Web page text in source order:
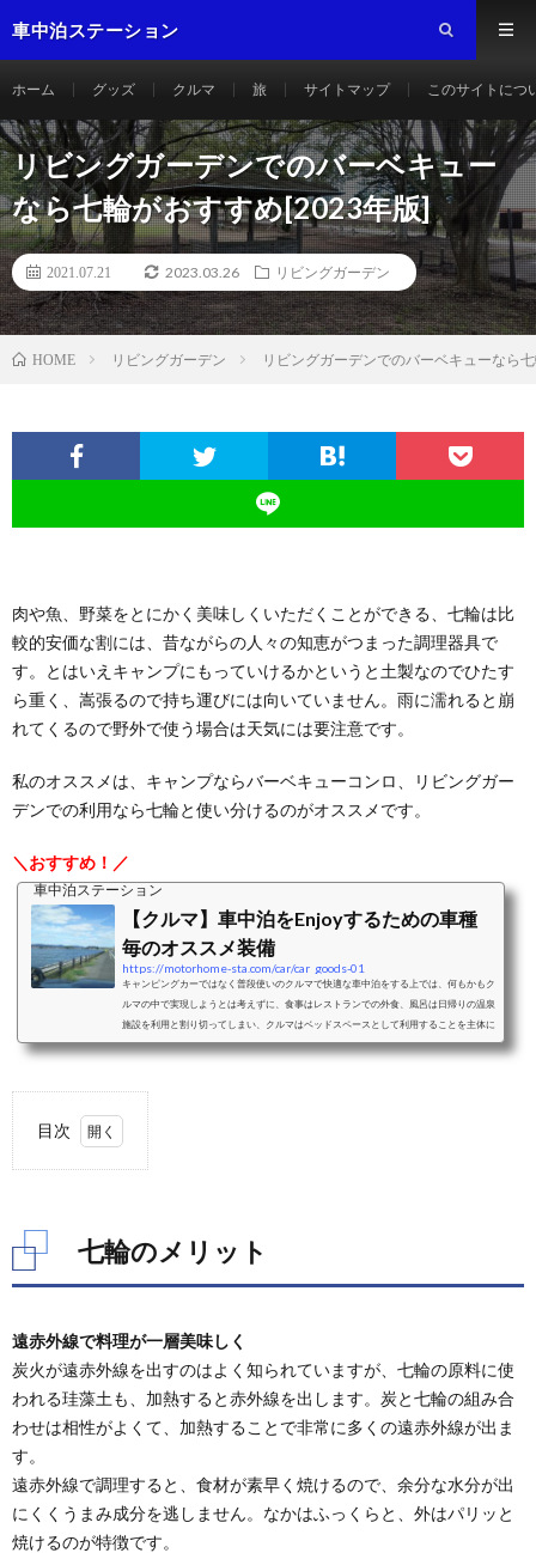
車中泊ステーション
ホーム グッズ クルマ 旅 サイトマップ このサイトにつ
リビングガーデンでのバーベキュー
なら七輪がおすすめ[2023年版]
2021.07.21 2023.03.26 リビングガーデン
HOME リビングガーデン リビングガーデンでのバーベキューなら
肉や魚、野菜をとにかく美味しくいただくことができる、七輪は比
較的安価な割には、昔ながらの人々の知恵がつまった調理器具で
す。とはいえキャンプにもっていけるかというと土製なのでひたす
ら重く、嵩張るので持ち運びには向いていません。雨に濡れると崩
れてくるので野外で使う場合は天気には要注意です。
私のオススメは、キャンプならバーベキューコンロ、リビングガー
デンでの利用なら七輪と使い分けるのがオススメです。
＼おすすめ！／
車中泊ステーション
【クルマ】車中泊をEnjoyするための車種
毎のオススメ装備
https://motorhome-sta.com/car/car_goods-01
キャンピングカーではなく普段使いのクルマで快適な車中泊をする上では、何もかもク
ルマの中で実現しようとは考えずに、食事はレストランでの外食、風呂は日帰りの温泉
施設を利用と割り切ってしまい、クルマはベッドスペースとして利用することを主体に
考えることをおすすめします。ベッドスペースとして利用することを考えた際の車中泊
り大人二人＋小さな子供一人程度...
目次
1.
の選
び方
2.1.
七輪の
2.2.
七輪の
形
七輪のメリット
遠赤外線で料理が一層美味しく
炭火が遠赤外線を出すのはよく知られていますが、七輪の原料に使
われる珪藻土も、加熱すると赤外線を出します。炭と七輪の組み合
わせは相性がよくて、加熱することで非常に多くの遠赤外線が出ま
す。
遠赤外線で調理すると、食材が素早く焼けるので、余分な水分が出
にくくうまみ成分を逃しません。なかはふっくらと、外はパリッと
焼けるのが特徴です。